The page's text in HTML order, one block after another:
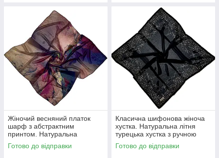
Жіночий весняний платок
шарф з абстрактним
принтом. Натуральна
турецька шифонова хустка
Готово до відправки
Класична шифонова жіноча
хустка. Натуральна літня
турецька хустка з ручною
обробкою краю
Готово до відправки